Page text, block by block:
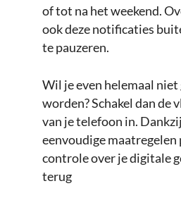
of tot na het weekend.
ook deze notificaties
te pauzeren.
Wil je even helemaal
worden? Schakel dan de
van je telefoon in.
eenvoudige maatregelen
controle over je digitale
terug